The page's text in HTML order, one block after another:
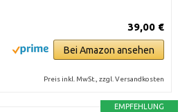
39,00 €
Bei Amazon ansehen
Preis inkl. MwSt., zzgl. Versandkosten
EMPFEHLUNG